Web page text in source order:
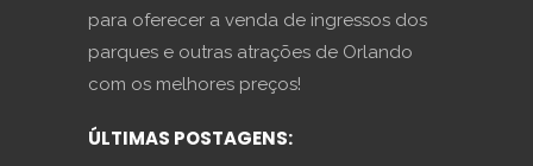
para oferecer a venda de ingressos dos
parques e outras atrações de Orlando
com os melhores preços!
ÚLTIMAS POSTAGENS: